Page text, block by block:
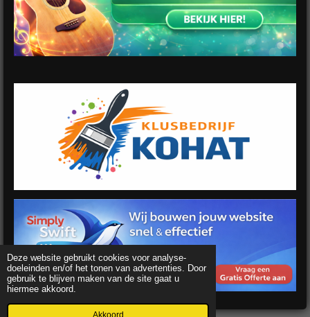
Deze website gebruikt cookies voor analyse-
doeleinden en/of het tonen van advertenties. Door
gebruik te blijven maken van de site gaat u
hiermee akkoord.
Akkoord